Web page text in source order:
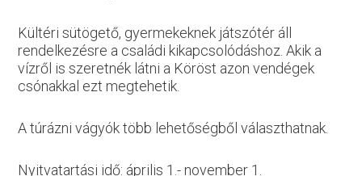
Kültéri sütögető, gyermekeknek játszótér áll
rendelkezésre a családi kikapcsolódáshoz. Akik a
vízről is szeretnék látni a Köröst azon vendégek
csónakkal ezt megtehetik.
A túrázni vágyók több lehetőségből választhatnak.
Nyitvatartási idő: április 1.- november 1.